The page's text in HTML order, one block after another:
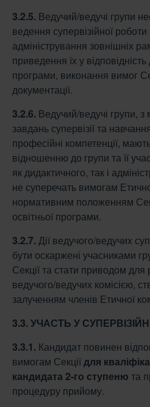
3.2.5. Ведучий/ведучі групи
ведення супервізійної роботи
адміністрування зовнішніх
приведення їх у
програми, виконання вимог
документації.
3.2.6. Ведучий/ведучі групи, з
завдань супервізії та
професійні компетенції,
відношенню до групи та її
як дидактичного, так і
не суперечать вимогам
нормативним положенням
освітньої програми.
3.2.7. Дії ведучого/ведучих
бути оскаржені учасниками
Секції та стати приводом для
ведучого/ведучих комісією,
залученням членів Етичної
3.3. УЧАСТЬ У
3.3.1. Кандидат повинен
вимогам Секціїдля
кандидата 2-го ступеню та
процедуру прийому.